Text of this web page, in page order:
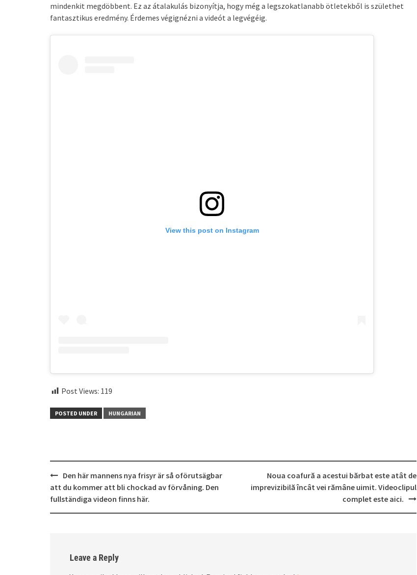
mindenkit megdöbbent. Ez az átalakulás bizonyítja, hogy még a legszokatlanabb ötletekből is születhet
fantasztikus eredmény. Érdemes végignézni a videót a legvégéig.
View this post on Instagram
Post Views: 119
POSTED UNDER HUNGARIAN
Post
navigation
Den här mannens nya frisyr är så oförutsägbar
att du kommer att bli chockad av förvåning. Den
fullständiga videon finns här.
Noua coafură a acestui bărbat este atât de
imprevizibilă încât vei rămâne uimit. Videoclipul
complet este aici.
Leave a Reply